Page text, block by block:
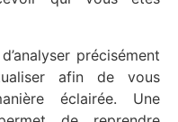
précisément
afin de vous
éclairée. Une